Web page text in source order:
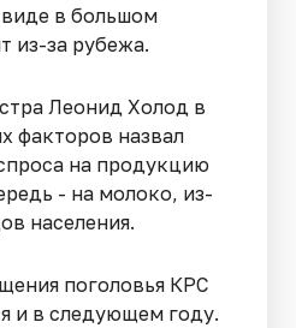
в большом
из-за рубежа.
Леонид Холод в
факторов назвал
на продукцию
- на молоко, из-
населения.
поголовья КРС
и в следующем году.